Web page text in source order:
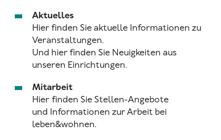
Aktuelles
Hier finden Sie aktuelle Informationen zu
Veranstaltungen.
Und hier finden Sie Neuigkeiten aus
unseren Einrichtungen.
Mitarbeit
Hier finden Sie Stellen-Angebote
und Informationen zur Arbeit bei
leben&wohnen.